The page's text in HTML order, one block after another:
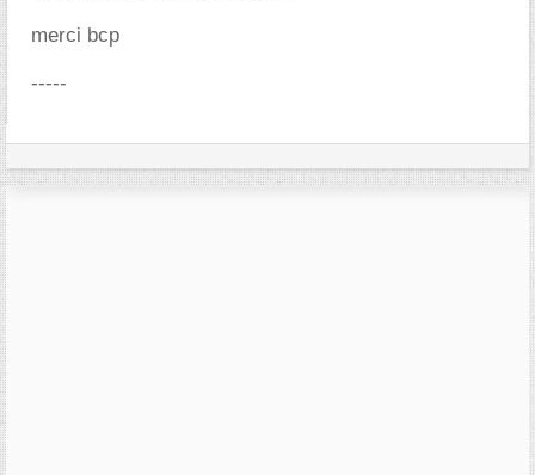
merci bcp
-----